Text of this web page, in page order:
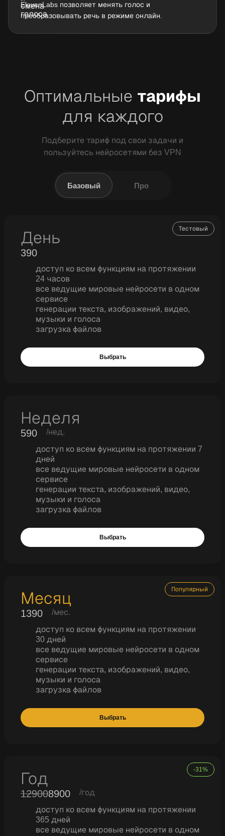
ElevenLabs позволяет менять голос и
преобразовывать речь в режиме онлайн.
Оптимальные тарифы
для каждого
Подберите тариф под свои задачи и
пользуйтесь нейросетями без VPN
Базовый Про
День Тестовый
390
доступ ко всем функциям на протяжении
24 часов
все ведущие мировые нейросети в одном
сервисе
генерации текста, изображений, видео,
музыки и голоса
загрузка файлов
Выбрать
Неделя
590
/нед.
доступ ко всем функциям на протяжении 7
дней
все ведущие мировые нейросети в одном
сервисе
генерации текста, изображений, видео,
музыки и голоса
загрузка файлов
Выбрать
Месяц Популярный
1390
/мес.
доступ ко всем функциям на протяжении
30 дней
все ведущие мировые нейросети в одном
сервисе
генерации текста, изображений, видео,
музыки и голоса
загрузка файлов
Выбрать
Год -31%
129008900
/год
доступ ко всем функциям на протяжении
365 дней
все ведущие мировые нейросети в одном